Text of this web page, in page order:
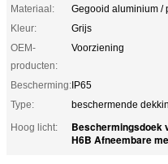
Materiaal:
Gegooid aluminium /
Kleur:
Grijs
OEM-
producten:
Voorziening
Bescherming:IP65
Type:
beschermende
Hoog licht:
Beschermingsdoek
H6B Afneembare